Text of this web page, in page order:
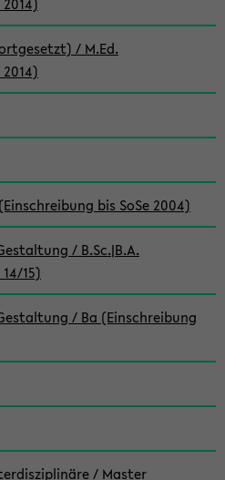
/ M.Ed.
bis SoSe 2004)
/ B.Sc.|B.A.
15)
/ Ba (Einschreibung
/ Master